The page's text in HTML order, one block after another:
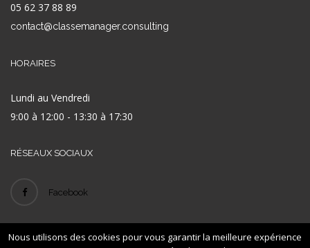
05 62 37 88 89
contact@classemanager.consulting
HORAIRES
Lundi au Vendredi
9:00 à 12:00 - 13:30 à 17:30
RÉSEAUX SOCIAUX
Facebook
© 2016 Classe Manager - IDLEXAN - Mentions légales-Plan de site
Nous utilisons des cookies pour vous garantir la meilleure expérience